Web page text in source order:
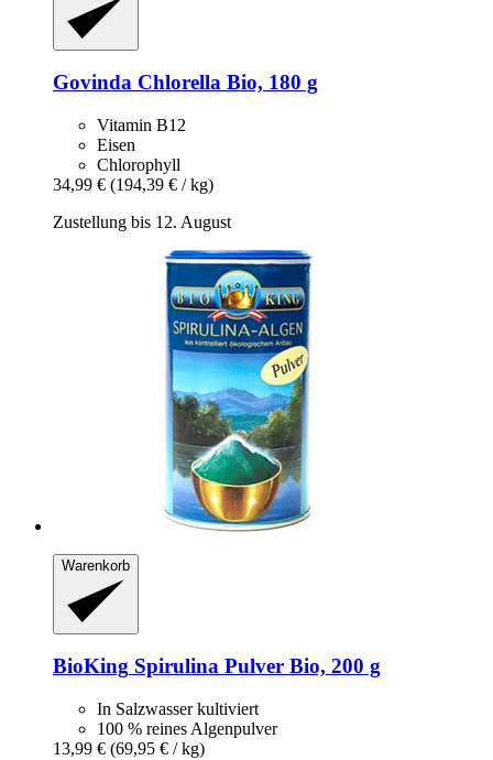
Govinda Chlorella Bio, 180 g
Vitamin B12
Eisen
Chlorophyll
34,99 € (194,39 € / kg)
Zustellung bis 12. August
Warenkorb
BioKing Spirulina Pulver Bio, 200 g
In Salzwasser kultiviert
100 % reines Algenpulver
13,99 € (69,95 € / kg)